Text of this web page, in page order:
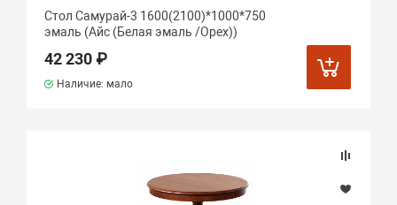
Стол Самурай-3 1600(2100)*1000*750
эмаль (Айс (Белая эмаль /Орех))
42 230 ₽
Наличие: мало